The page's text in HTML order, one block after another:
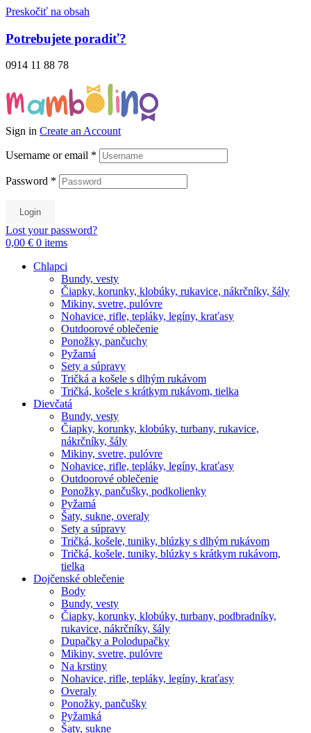
Preskočiť na obsah
Potrebujete poradiť?
0914 11 88 78
Sign in Create an Account
Username or email *
Password *
Login
Lost your password?
0,00 € 0 items
Chlapci
Bundy, vesty
Čiapky, korunky, klobúky, rukavice, nákrčníky, šály
Mikiny, svetre, pulóvre
Nohavice, rifle, tepláky, legíny, kraťasy
Outdoorové oblečenie
Ponožky, pančuchy
Pyžamá
Sety a súpravy
Tričká a košele s dlhým rukávom
Tričká, košele s krátkym rukávom, tielka
Dievčatá
Bundy, vesty
Čiapky, korunky, klobúky, turbany, rukavice,
nákrčníky, šály
Mikiny, svetre, pulóvre
Nohavice, rifle, tepláky, legíny, kraťasy
Outdoorové oblečenie
Ponožky, pančušky, podkolienky
Pyžamá
Šaty, sukne, overaly
Sety a súpravy
Tričká, košele, tuniky, blúzky s dlhým rukávom
Tričká, košele, tuniky, blúzky s krátkym rukávom,
tielka
Dojčenské oblečenie
Body
Bundy, vesty
Čiapky, korunky, klobúky, turbany, podbradníky,
rukavice, nákrčníky, šály
Dupačky a Polodupačky
Mikiny, svetre, pulóvre
Na krstiny
Nohavice, rifle, tepláky, legíny, kraťasy
Overaly
Ponožky, pančušky
Pyžamká
Šaty, sukne